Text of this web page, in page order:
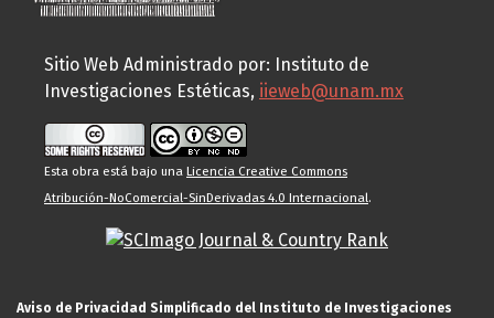
Sitio Web Administrado por: Instituto de
Investigaciones Estéticas, iieweb@unam.mx
Esta obra está bajo una Licencia Creative Commons
Atribución-NoComercial-SinDerivadas 4.0 Internacional.
Aviso de Privacidad Simplificado del Instituto de Investigaciones